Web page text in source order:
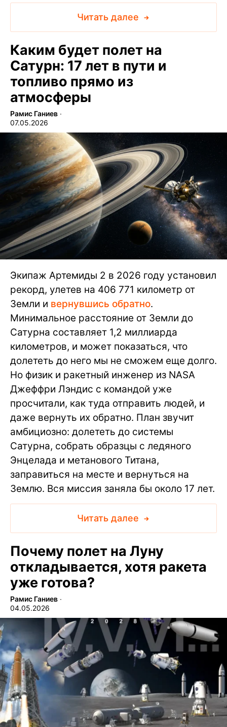
Читать далее
Каким будет полет на
Сатурн: 17 лет в пути и
топливо прямо из
атмосферы
Рамис Ганиев ∙
07.05.2026
Экипаж Артемиды 2 в 2026 году установил
рекорд, улетев на 406 771 километр от
Земли и вернувшись обратно.
Минимальное расстояние от Земли до
Сатурна составляет 1,2 миллиарда
километров, и может показаться, что
долететь до него мы не сможем еще долго.
Но физик и ракетный инженер из NASA
Джеффри Лэндис с командой уже
просчитали, как туда отправить людей, и
даже вернуть их обратно. План звучит
амбициозно: долететь до системы
Сатурна, собрать образцы с ледяного
Энцелада и метанового Титана,
заправиться на месте и вернуться на
Землю. Вся миссия заняла бы около 17 лет.
Читать далее
Почему полет на Луну
откладывается, хотя ракета
уже готова?
Рамис Ганиев ∙
04.05.2026